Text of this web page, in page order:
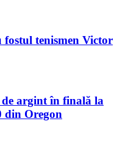
fostul tenismen Victor
argint în finală la
din Oregon